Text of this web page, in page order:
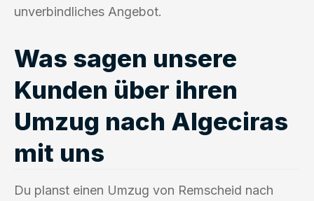
unverbindliches Angebot.
Was sagen unsere
Kunden über ihren
Umzug nach Algeciras
mit uns
Du planst einen Umzug von Remscheid nach